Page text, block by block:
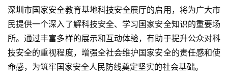
深圳市国家安全教育基地科技安全展厅的启用，将为广大市
民提供一个深入了解科技安全、学习国家安全知识的重要场
所。通过丰富多样的展示和互动体验，有助于提升公众对科
技安全的重视程度，增强全社会维护国家安全的责任感和使
命感，为筑牢国家安全人民防线奠定坚实的社会基础。